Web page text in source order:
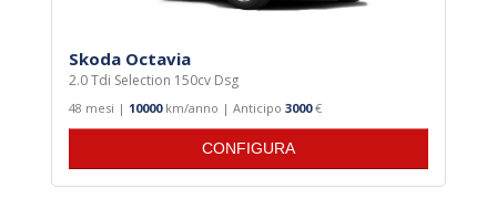
Skoda Octavia
2.0 Tdi Selection 150cv Dsg
48 mesi | 10000km/anno | Anticipo 3000€
CONFIGURA